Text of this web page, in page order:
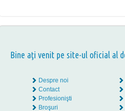
Bine aţi venit pe site-ul oficial al
Despre noi
Contact
Profesionişti
Broşuri